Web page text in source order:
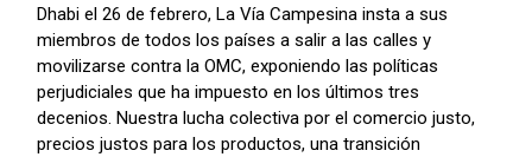
Dhabi el 26 de febrero, La Vía Campesina insta a sus
miembros de todos los países a salir a las calles y
movilizarse contra la OMC, exponiendo las políticas
perjudiciales que ha impuesto en los últimos tres
decenios. Nuestra lucha colectiva por el comercio justo,
precios justos para los productos, una transición